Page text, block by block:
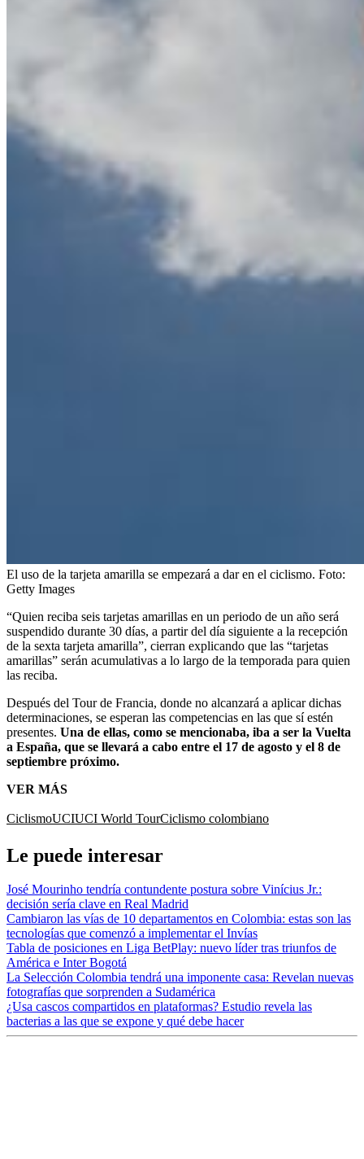
El uso de la tarjeta amarilla se empezará a dar en el ciclismo. Foto:
Getty Images
“Quien reciba seis tarjetas amarillas en un periodo de un año será
suspendido durante 30 días, a partir del día siguiente a la recepción
de la sexta tarjeta amarilla”, cierran explicando que las “tarjetas
amarillas” serán acumulativas a lo largo de la temporada para quien
las reciba.
Después del Tour de Francia, donde no alcanzará a aplicar dichas
determinaciones, se esperan las competencias en las que sí estén
presentes. Una de ellas, como se mencionaba, iba a ser la Vuelta
a España, que se llevará a cabo entre el 17 de agosto y el 8 de
septiembre próximo.
VER MÁS
CiclismoUCIUCI World TourCiclismo colombiano
Le puede interesar
José Mourinho tendría contundente postura sobre Vinícius Jr.:
decisión sería clave en Real Madrid
Cambiaron las vías de 10 departamentos en Colombia: estas son las
tecnologías que comenzó a implementar el Invías
Tabla de posiciones en Liga BetPlay: nuevo líder tras triunfos de
América e Inter Bogotá
La Selección Colombia tendrá una imponente casa: Revelan nuevas
fotografías que sorprenden a Sudamérica
¿Usa cascos compartidos en plataformas? Estudio revela las
bacterias a las que se expone y qué debe hacer